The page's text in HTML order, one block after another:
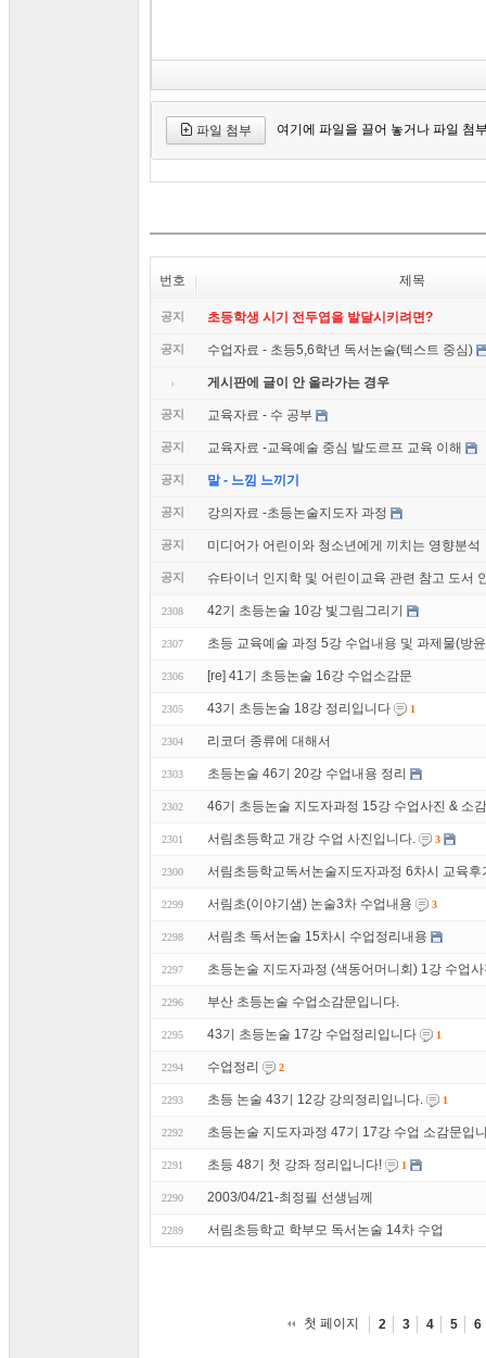
파일 첨부 여기에 파일을 끌어 놓거나 파일 첨
번호 제목
공지 초등학생 시기 전두엽을 발달시키려면?
공지 수업자료 - 초등5,6학년 독서논술(텍스트 중심)
게시판에 글이 안 올라가는 경우
공지 교육자료 - 수 공부
공지 교육자료 -교육예술 중심 발도르프 교육 이해
공지 말 - 느낌 느끼기
공지 강의자료 -초등논술지도자 과정
공지 미디어가 어린이와 청소년에게 끼치는 영향분석
공지 슈타이너 인지학 및 어린이교육 관련 참고 도서
2308 42기 초등논술 10강 빛그림그리기
2307 초등 교육예술 과정 5강 수업내용 및 과제물(방
2306 [re] 41기 초등논술 16강 수업소감문
2305 43기 초등논술 18강 정리입니다 1
2304 리코더 종류에 대해서
2303 초등논술 46기 20강 수업내용 정리
2302 46기 초등논술 지도자과정 15강 수업사진 & 소
2301 서림초등학교 개강 수업 사진입니다. 3
2300 서림초등학교독서논술지도자과정 6차시 교육후
2299 서림초(이야기샘) 논술3차 수업내용 3
2298 서림초 독서논술 15차시 수업정리내용
2297 초등논술 지도자과정 (색동어머니회) 1강 수업
2296 부산 초등논술 수업소감문입니다.
2295 43기 초등논술 17강 수업정리입니다 1
2294 수업정리 2
2293 초등 논술 43기 12강 강의정리입니다. 1
2292 초등논술 지도자과정 47기 17강 수업 소감문입
2291 초등 48기 첫 강좌 정리입니다! 1
2290 2003/04/21-최정필 선생님께
2289 서림초등학교 학부모 독서논술 14차 수업
첫 페이지 2 3 4 5 6